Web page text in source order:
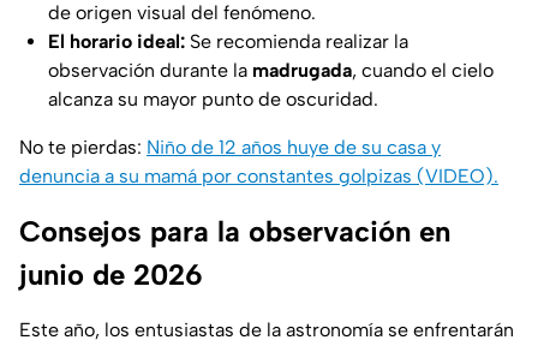
de origen visual del fenómeno.
El horario ideal: Se recomienda realizar la
observación durante la madrugada, cuando el cielo
alcanza su mayor punto de oscuridad.
No te pierdas: Niño de 12 años huye de su casa y
denuncia a su mamá por constantes golpizas (VIDEO).
Consejos para la observación en
junio de 2026
Este año, los entusiastas de la astronomía se enfrentarán